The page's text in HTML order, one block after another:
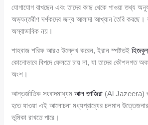
যোগাযোগ রাখছেন এবং তাদের কাছ থেকে পাওয়া তথ্য
অভ্যন্তরীণ দর্শকদের জন্য আলাদা আখ্যান তৈরি
অস্বাভাবিক নয়।
শাহবাজ শরিফ আরও উল্লেখ করেন, ইরান স্পষ্টতই
কোনোভাবে বিপদে ফেলতে চায় না, যা তাদের কৌশলগত
অংশ।
আন্তর্জাতিক সংবাদমাধ্যমআল জাজিরা (Al Jazeera)
হতে যাওয়া এই আলোচনা মধ্যপ্রাচ্যের চলমান উত্তেজনার
ভূমিকা রাখতে পারে।